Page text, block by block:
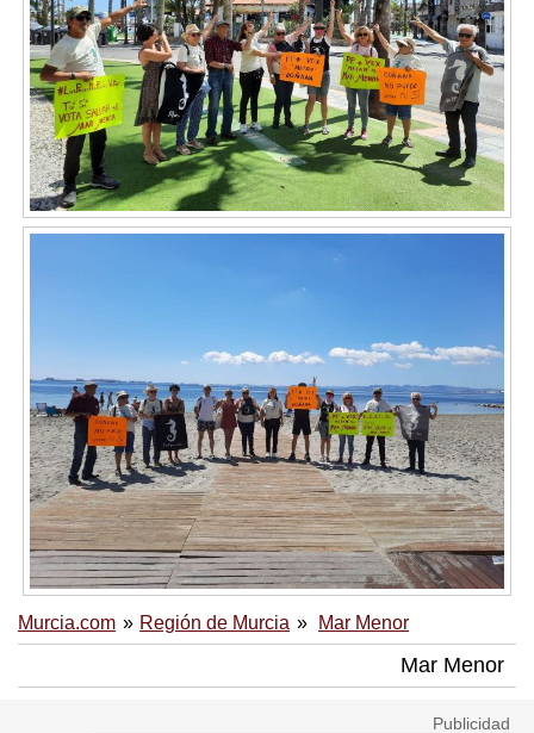
Murcia.com Región de Murcia Mar Menor
Mar Menor